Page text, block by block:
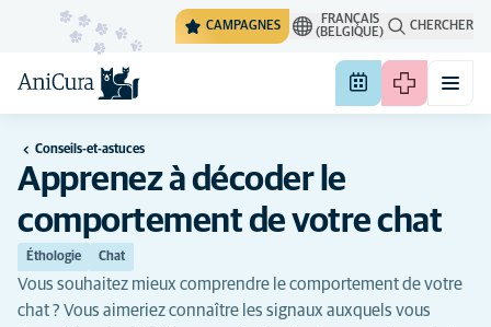
CAMPAGNES
FRANÇAIS
(BELGIQUE)
CHERCHER
Conseils-et-astuces
Apprenez à décoder le
comportement de votre chat
Éthologie Chat
Vous souhaitez mieux comprendre le comportement de votre
chat ? Vous aimeriez connaître les signaux auxquels vous